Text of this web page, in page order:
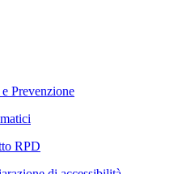
Prevenzione
RPD